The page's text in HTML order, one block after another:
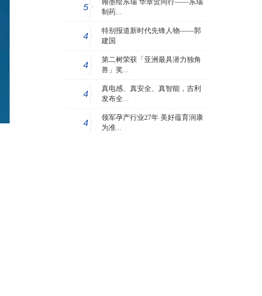
5
翰墨绘东瑞 华章贺同行——东瑞
制药...
4
特别报道新时代先锋人物——郭
建国
4
第二树荣获「亚洲最具潜力独角
兽」奖...
4
真电感、真安全、真智能，吉利
发布全...
4
领军孕产行业27年 美好蕴育润康
为准...